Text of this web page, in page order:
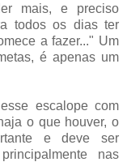
mais, e preciso
todos os dias ter
a fazer..." Um
é apenas um
escalope com
o que houver, o
e deve ser
nas